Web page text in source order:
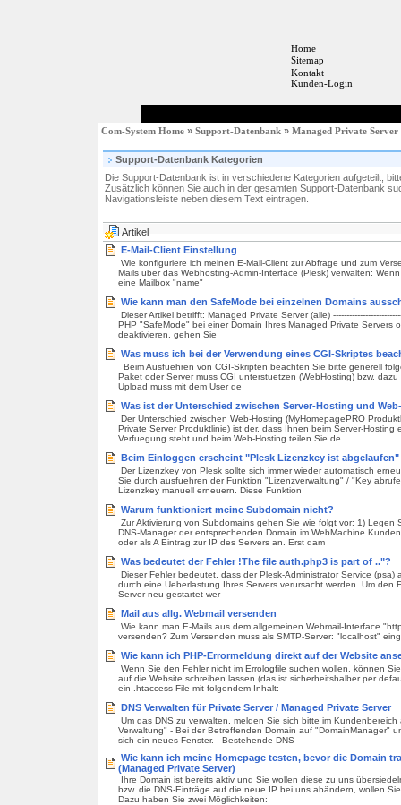
Home
Sitemap
Kontakt
Kunden-Login
Com-System Home » Support-Datenbank » Managed Private Server
Support-Datenbank Kategorien
Die Support-Datenbank ist in verschiedene Kategorien aufgeteilt,
Zusätzlich können Sie auch in der gesamten Support-Datenbank
Navigationsleiste neben diesem Text eintragen.
Artikel
E-Mail-Client Einstellung
Wie konfiguriere ich meinen E-Mail-Client zur Abfrage und zum
Mails über das Webhosting-Admin-Interface (Plesk) verwalten:
eine Mailbox "name"
Wie kann man den SafeMode bei einzelnen Domains
Dieser Artikel betrifft: Managed Private Server (alle)
PHP "SafeMode" bei einer Domain Ihres Managed Private Servers
deaktivieren, gehen Sie
Was muss ich bei der Verwendung eines CGI-Skriptes
Beim Ausfuehren von CGI-Skripten beachten Sie bitte generell
Paket oder Server muss CGI unterstuetzen (WebHosting) bzw.
Upload muss mit dem User de
Was ist der Unterschied zwischen Server-Hosting und
Der Unterschied zwischen Web-Hosting (MyHomepagePRO
Private Server Produktlinie) ist der, dass Ihnen beim Server-Hosting
Verfuegung steht und beim Web-Hosting teilen Sie de
Beim Einloggen erscheint "Plesk Lizenzkey ist abgelaufen"
Der Lizenzkey von Plesk sollte sich immer wieder automatisch
Sie durch ausfuehren der Funktion "Lizenzverwaltung" / "Key
Lizenzkey manuell erneuern. Diese Funktion
Warum funktioniert meine Subdomain nicht?
Zur Aktivierung von Subdomains gehen Sie wie folgt vor: 1) Legen
DNS-Manager der entsprechenden Domain im WebMachine
oder als A Eintrag zur IP des Servers an. Erst dam
Was bedeutet der Fehler !The file auth.php3 is part of .."?
Dieser Fehler bedeutet, dass der Plesk-Administrator Service
durch eine Ueberlastung Ihres Servers verursacht werden. Um den
Server neu gestartet wer
Mail aus allg. Webmail versenden
Wie kann man E-Mails aus dem allgemeinen Webmail-Interface
versenden? Zum Versenden muss als SMTP-Server: "localhost"
Wie kann ich PHP-Errormeldung direkt auf der Website
Wenn Sie den Fehler nicht im Errologfile suchen wollen, können
auf die Website schreiben lassen (das ist sicherheitshalber per
ein .htaccess File mit folgendem Inhalt:
DNS Verwalten für Private Server / Managed Private Server
Um das DNS zu verwalten, melden Sie sich bitte im
Verwaltung" - Bei der Betreffenden Domain auf "DomainManager"
sich ein neues Fenster. - Bestehende DNS
Wie kann ich meine Homepage testen, bevor die Domain
(Managed Private Server)
Ihre Domain ist bereits aktiv und Sie wollen diese zu uns
bzw. die DNS-Einträge auf die neue IP bei uns abändern, wollen
Dazu haben Sie zwei Möglichkeiten: